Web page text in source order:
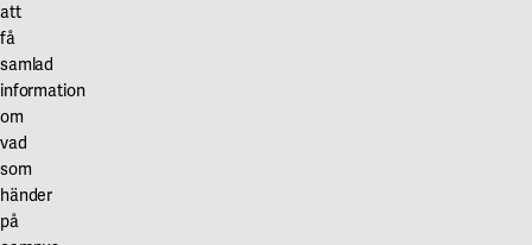
att
få
samlad
information
om
vad
som
händer
på